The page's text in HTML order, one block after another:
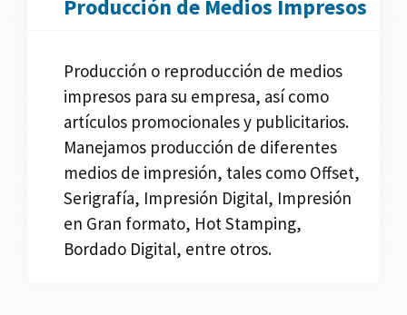
Producción de Medios Impresos
Producción o reproducción de medios
impresos para su empresa, así como
artículos promocionales y publicitarios.
Manejamos producción de diferentes
medios de impresión, tales como Offset,
Serigrafía, Impresión Digital, Impresión
en Gran formato, Hot Stamping,
Bordado Digital, entre otros.